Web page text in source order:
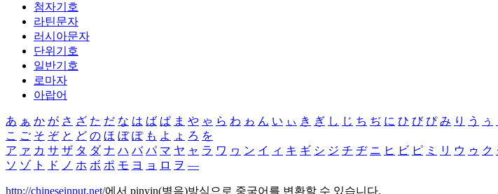
첨자기호
라틴문자
러시아문자
단위기호
일반기호
로마자
아랍어
あ ぁ か が さ ざ た だ な は ば ぱ ま や ゃ ら わ ゎ ん い ぃ き ぎ し じ ち ぢ に ひ び ぴ み り う ぅ
こ ご そ ぞ と ど の ほ ぼ ぽ も よ ょ ろ を
ア ァ カ サ ザ タ ダ ナ ハ バ パ マ ヤ ャ ラ ワ ヮ ン イ ィ キ ギ シ ジ チ ヂ ニ ヒ ビ ピ ミ リ ウ ゥ ク
ソ ゾ ト ド ノ ホ ボ ポ モ ヨ ョ ロ ヲ ―
http://chineseinput.net/에서 pinyin(병음)방식으로 중국어를 변환할 수 있습니다.